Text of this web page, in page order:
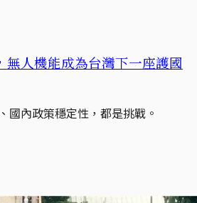
無人機能成為台灣下一座護國
國內政策穩定性，都是挑戰。